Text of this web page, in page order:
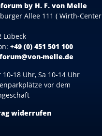
by H. F. von Melle
Allee 111 ( Wirth-Center
Lübeck
+49 (0) 451 501 100
melle.de
10-18 Uhr, Sa 10-14 Uhr
vor dem
widerrufen